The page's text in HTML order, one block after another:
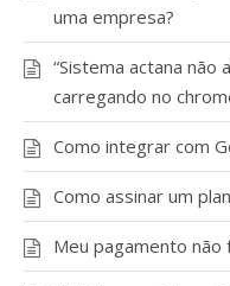
uma empresa?
“Sistema actana não
carregando no
Como integrar com
Como assinar um
Meu pagamento não